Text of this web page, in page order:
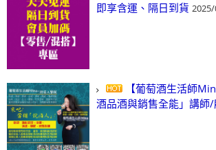
即享含運、隔日到貨
【葡萄酒生活師
酒品酒與銷售全能」講師/